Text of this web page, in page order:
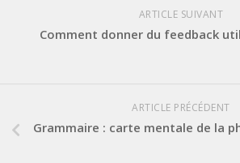
ARTICLE SUIVANT
Comment donner du feedback
ARTICLE PRÉCÉDENT
Grammaire : carte mentale de la